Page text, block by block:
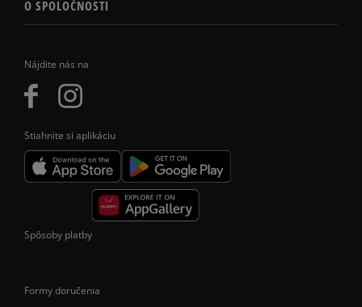
Nájdite nás na
Stiahnite si aplikáciu
O SPOLOČNOSTI
Spôsoby platby
Formy doručenia